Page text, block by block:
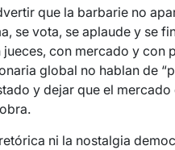
que la barbarie no
se vota, se aplaude y se
con mercado y con
global no hablan de
y dejar que el
ni la nostalgia